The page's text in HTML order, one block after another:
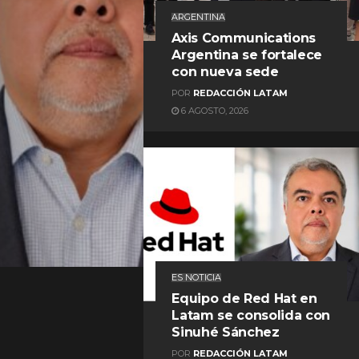
ARGENTINA
Axis Communications
Argentina se fortalece
con nueva sede
POR REDACCIÓN LATAM
6 AGOSTO, 2026
ES NOTICIA
Equipo de Red Hat en
Latam se consolida con
Sinuhé Sánchez
POR REDACCIÓN LATAM